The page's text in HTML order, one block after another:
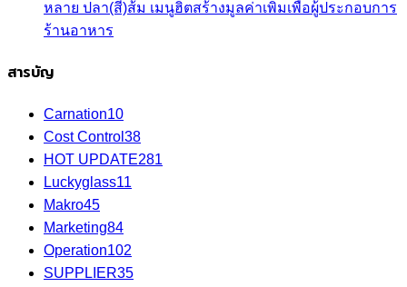
หลาย ปลา(สี)ส้ม เมนูฮิตสร้างมูลค่าเพิ่มเพื่อผู้ประกอบการ
ร้านอาหาร
สารบัญ
Carnation10
Cost Control 38
HOT UPDATE281
Luckyglass11
Makro45
Marketing84
Operation102
SUPPLIER35